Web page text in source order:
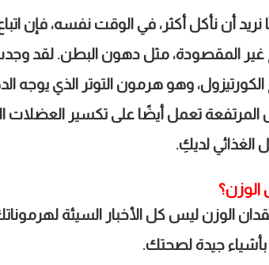
نريد أن نأكل أكثر، في الوقت نفسه، فإن
المقصودة، مثل دهون البطن. لقد
وهو هرمون التوتر الذي يوجه
المرتفعة تعمل أيضًا على تكسير العضلات
الغذائي لديكِ.
الوزن ليس كل الأخبار السيئة
جيدة لصحتك.